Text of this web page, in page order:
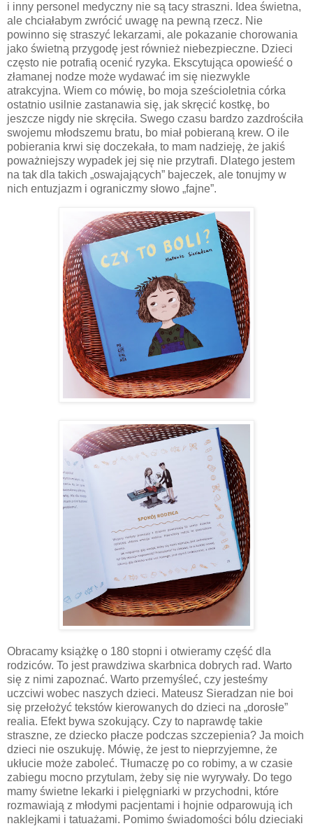
i inny personel medyczny nie są tacy straszni. Idea świetna,
ale chciałabym zwrócić uwagę na pewną rzecz. Nie
powinno się straszyć lekarzami, ale pokazanie chorowania
jako świetną przygodę jest również niebezpieczne. Dzieci
często nie potrafią ocenić ryzyka. Ekscytująca opowieść o
złamanej nodze może wydawać im się niezwykle
atrakcyjna. Wiem co mówię, bo moja sześcioletnia córka
ostatnio usilnie zastanawia się, jak skręcić kostkę, bo
jeszcze nigdy nie skręciła. Swego czasu bardzo zazdrościła
swojemu młodszemu bratu, bo miał pobieraną krew. O ile
pobierania krwi się doczekała, to mam nadzieję, że jakiś
poważniejszy wypadek jej się nie przytrafi. Dlatego jestem
na tak dla takich „oswajających” bajeczek, ale tonujmy w
nich entuzjazm i ograniczmy słowo „fajne”.
Obracamy książkę o 180 stopni i otwieramy część dla
rodziców. To jest prawdziwa skarbnica dobrych rad. Warto
się z nimi zapoznać. Warto przemyśleć, czy jesteśmy
uczciwi wobec naszych dzieci. Mateusz Sieradzan nie boi
się przełożyć tekstów kierowanych do dzieci na „dorosłe”
realia. Efekt bywa szokujący. Czy to naprawdę takie
straszne, ze dziecko płacze podczas szczepienia? Ja moich
dzieci nie oszukuję. Mówię, że jest to nieprzyjemne, że
ukłucie może zaboleć. Tłumaczę po co robimy, a w czasie
zabiegu mocno przytulam, żeby się nie wyrywały. Do tego
mamy świetne lekarki i pielęgniarki w przychodni, które
rozmawiają z młodymi pacjentami i hojnie odparowują ich
naklejkami i tatuażami. Pomimo świadomości bólu dzieciaki